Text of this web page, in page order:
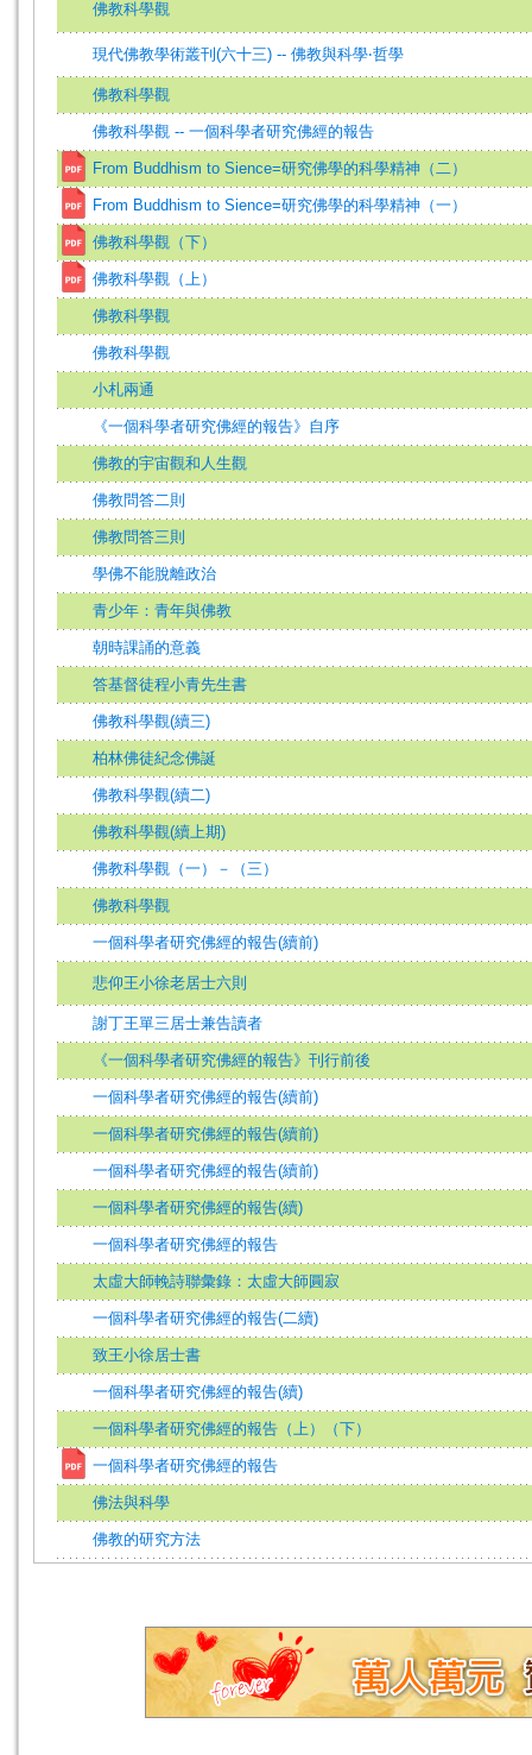
佛教科學觀
現代佛教學術叢刊(六十三) -- 佛教與科學‧哲學
佛教科學觀
佛教科學觀 -- 一個科學者研究佛經的報告
From Buddhism to Sience=研究佛學的科學精神（二）
From Buddhism to Sience=研究佛學的科學精神（一）
佛教科學觀（下）
佛教科學觀（上）
佛教科學觀
佛教科學觀
小札兩通
《一個科學者研究佛經的報告》自序
佛教的宇宙觀和人生觀
佛教問答二則
佛教問答三則
學佛不能脫離政治
青少年：青年與佛教
朝時課誦的意義
答基督徒程小青先生書
佛教科學觀(續三)
柏林佛徒紀念佛誕
佛教科學觀(續二)
佛教科學觀(續上期)
佛教科學觀（一）－（三）
佛教科學觀
一個科學者研究佛經的報告(續前)
悲仰王小徐老居士六則
謝丁王單三居士兼告讀者
《一個科學者研究佛經的報告》刊行前後
一個科學者研究佛經的報告(續前)
一個科學者研究佛經的報告(續前)
一個科學者研究佛經的報告(續前)
一個科學者研究佛經的報告(續)
一個科學者研究佛經的報告
太虛大師輓詩聯彙錄：太虛大師圓寂
一個科學者研究佛經的報告(二續)
致王小徐居士書
一個科學者研究佛經的報告(續)
一個科學者研究佛經的報告（上）（下）
一個科學者研究佛經的報告
佛法與科學
佛教的研究方法